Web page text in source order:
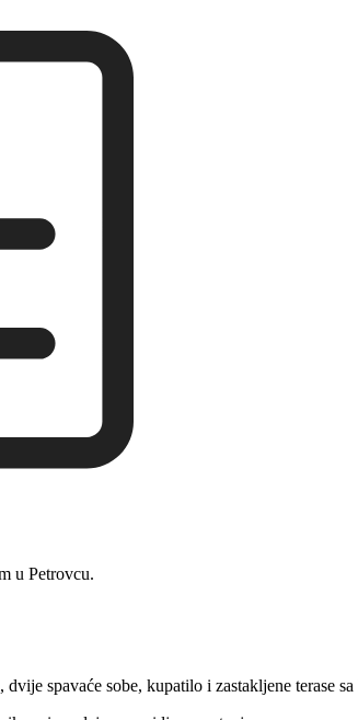
u Petrovcu.
spavaće sobe, kupatilo i zastakljene terase